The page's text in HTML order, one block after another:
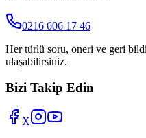
0216 606 17 46
Her türlü soru, öneri ve geri
ulaşabilirsiniz.
Bizi Takip Edin
X